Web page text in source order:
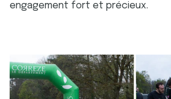
engagement fort et précieux.